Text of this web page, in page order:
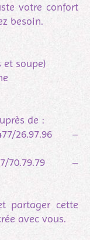
votre confort
besoin.
et soupe)
de :
26.97.96 –
70.79.79 –
partager cette
avec vous.